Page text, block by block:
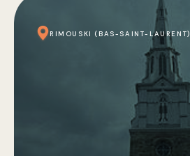
RIMOUSKI (BAS-SAINT-LAURENT)